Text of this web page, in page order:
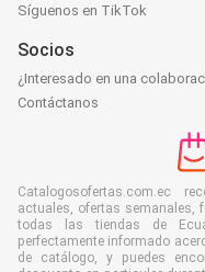
Síguenos en TikTok
Socios
¿Interesado en una
Contáctanos
Catalogosofertas.com.ec
actuales, ofertas semanales,
todas las tiendas de
perfectamente informado
de catálogo, y puedes